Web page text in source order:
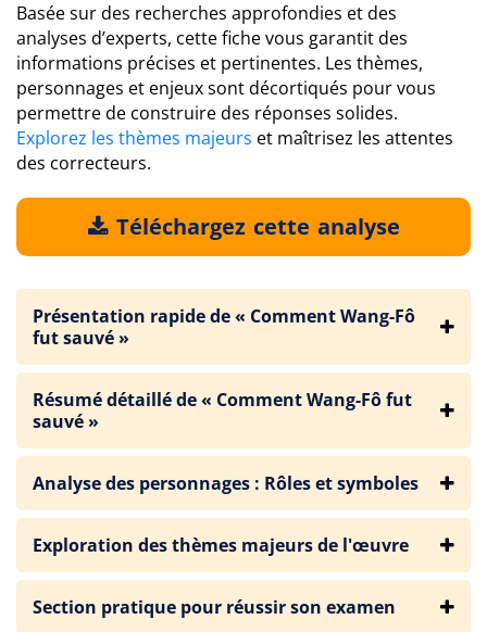
Basée sur des recherches approfondies et des
analyses d’experts, cette fiche vous garantit des
informations précises et pertinentes. Les thèmes,
personnages et enjeux sont décortiqués pour vous
permettre de construire des réponses solides.
Explorez les thèmes majeurs et maîtrisez les attentes
des correcteurs.
Téléchargez cette analyse
Présentation rapide de « Comment Wang-Fô
fut sauvé »
Résumé détaillé de « Comment Wang-Fô fut
sauvé »
Analyse des personnages : Rôles et symboles
Exploration des thèmes majeurs de l'œuvre
Section pratique pour réussir son examen